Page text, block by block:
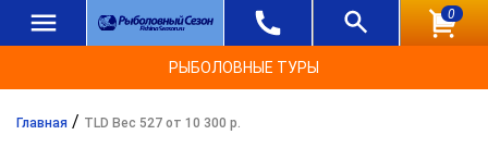
0
РЫБОЛОВНЫЕ ТУРЫ
Главная / TLD Вес 527 от 10 300 р.